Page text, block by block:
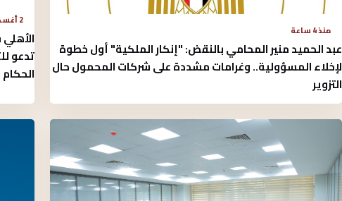
منذ 4 ساعة
عبد الحميد منير المحامي بالنقض: "إنكار الملكية" أول خطوة
لإخلاء المسؤولية.. وغرامات مشددة على شركات المحمول حال
التزوير
2 أغسطس 2026 - 5:29 م
تدعو